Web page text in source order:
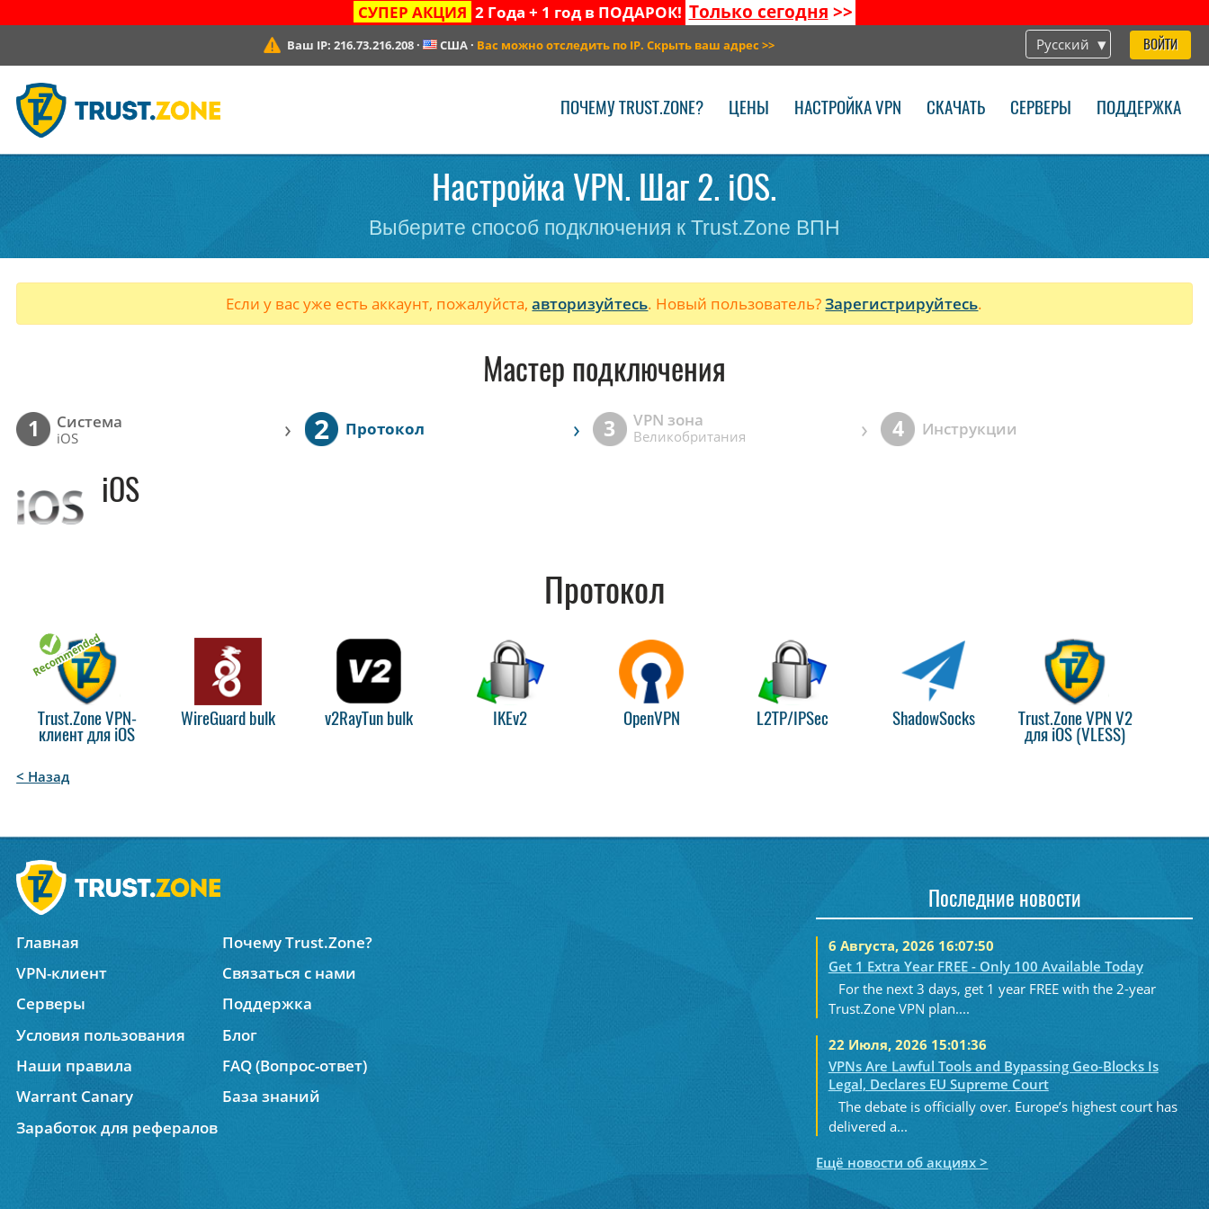
СУПЕР АКЦИЯ 2 Года + 1 год в ПОДАРОК! Только сегодня >>
Русский ВОЙТИ
Ваш IP:216.73.216.208 · США· Вас можно отследить по IP. Скрыть ваш адрес >>
ПОЧЕМУ TRUST.ZONE? ЦЕНЫ НАСТРОЙКА VPN СКАЧАТЬ СЕРВЕРЫ ПОДДЕРЖКА
Настройка VPN. Шаг 2. iOS.
Выберите способ подключения к Trust.Zone ВПН
Если у вас уже есть аккаунт, пожалуйста,авторизуйтесь. Новый пользователь?Зарегистрируйтесь.
Мастер подключения
1 Cистема
iOS › 2 Протокол › 3 VPN зона
Великобритания › 4 Инструкции
iOS
Протокол
Trust.Zone VPN-
клиент для iOS
WireGuard bulk v2RayTun bulk IKEv2 OpenVPN L2TP/IPSec ShadowSocks
Trust.Zone VPN V2
для iOS (VLESS)
< Назад
Главная
Почему Trust.Zone?
VPN-клиент
Связаться с нами
Серверы
Поддержка
Условия пользования
Блог
Наши правила
FAQ (Вопрос-ответ)
Warrant Canary
База знаний
Заработок для рефералов
Последние новости
6 Августа, 2026 16:07:50
Get 1 Extra Year FREE - Only 100 Available Today
For the next 3 days, get 1 year FREE with the 2-year
Trust.Zone VPN plan....
22 Июля, 2026 15:01:36
VPNs Are Lawful Tools and Bypassing Geo-Blocks Is
Legal, Declares EU Supreme Court
The debate is officially over. Europe’s highest court has
delivered a...
Ещё новости об акциях >